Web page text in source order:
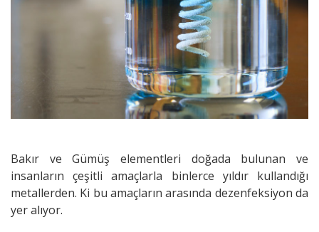
Bakır ve Gümüş elementleri doğada bulunan ve
insanların çeşitli amaçlarla binlerce yıldır kullandığı
metallerden. Ki bu amaçların arasında dezenfeksiyon da
yer alıyor.